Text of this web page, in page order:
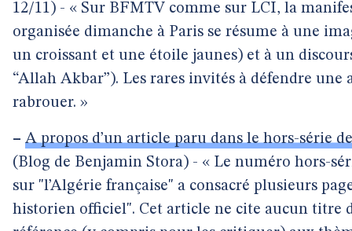
12/11) - « Sur BFMTV comme sur LCI, la
organisée dimanche à Paris se résume à une
un croissant et une étoile jaunes) et à un
“Allah Akbar”). Les rares invités à défendre
rabrouer. »
– A propos d’un article paru dans le hors-série
(Blog de Benjamin Stora) - « Le numéro hors-
sur "l’Algérie française" a consacré plusieurs
historien officiel". Cet article ne cite aucun titre